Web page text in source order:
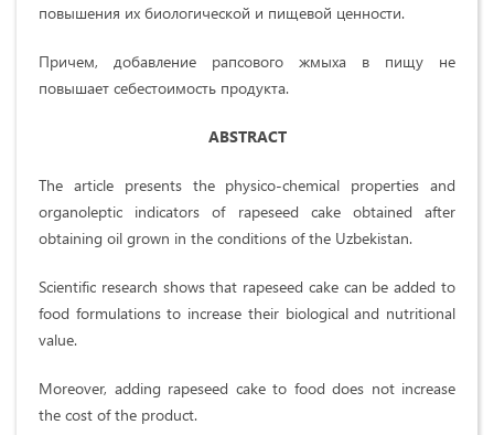
повышения их биологической и пищевой ценности.
Причем, добавление рапсового жмыха в пищу не
повышает себестоимость продукта.
ABSTRACT
The article presents the physico-chemical properties and
organoleptic indicators of rapeseed cake obtained after
obtaining oil grown in the conditions of the Uzbekistan.
Scientific research shows that rapeseed cake can be added to
food formulations to increase their biological and nutritional
value.
Moreover, adding rapeseed cake to food does not increase
the cost of the product.